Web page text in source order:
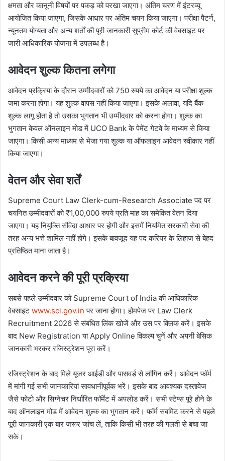
क्षमता और कानूनी विषयों पर पकड़ को परखा जाएगा। अंतिम चरण में इंटरव्यू
आयोजित किया जाएगा, जिसके आधार पर अंतिम चयन किया जाएगा। परीक्षा पैटर्न,
न्यूनतम योग्यता और अन्य शर्तों की पूरी जानकारी सुप्रीम कोर्ट की वेबसाइट पर
जारी आधिकारिक योजना में उपलब्ध है।
आवेदन शुल्क कितना लगेगा
आवेदन प्रक्रिया के दौरान उम्मीदवारों को 750 रुपये का आवेदन या परीक्षा शुल्क
जमा करना होगा। यह शुल्क वापस नहीं किया जाएगा। इसके अलावा, यदि बैंक
शुल्क लागू होता है तो उसका भुगतान भी उम्मीदवार को करना होगा। शुल्क का
भुगतान केवल ऑनलाइन मोड में UCO Bank के पेमेंट गेटवे के माध्यम से किया
जाएगा। किसी अन्य माध्यम से भेजा गया शुल्क या ऑफलाइन आवेदन स्वीकार नहीं
किया जाएगा।
वेतन और सेवा शर्तें
Supreme Court Law Clerk-cum-Research Associate पद पर
चयनित उम्मीदवारों को ₹1,00,000 रुपये प्रति माह का समेकित वेतन दिया
जाएगा। यह नियुक्ति संविदा आधार पर होगी और इसमें नियमित सरकारी सेवा की
तरह अन्य भत्ते शामिल नहीं होंगे। इसके बावजूद यह पद करियर के लिहाज से बेहद
प्रतिष्ठित माना जाता है।
आवेदन करने की पूरी प्रक्रिया
सबसे पहले उम्मीदवार को Supreme Court of India की आधिकारिक
वेबसाइट www.sci.gov.in पर जाना होगा। होमपेज पर Law Clerk
Recruitment 2026 से संबंधित लिंक खोजें और उस पर क्लिक करें। इसके
बाद New Registration या Apply Online विकल्प चुनें और अपनी बेसिक
जानकारी भरकर रजिस्ट्रेशन पूरा करें।
रजिस्ट्रेशन के बाद मिले यूजर आईडी और पासवर्ड से लॉगिन करें। आवेदन फॉर्म
में मांगी गई सभी जानकारियां सावधानीपूर्वक भरें। इसके बाद आवश्यक दस्तावेज
जैसे फोटो और सिग्नेचर निर्धारित फॉर्मेट में अपलोड करें। सभी स्टेप्स पूरे होने के
बाद ऑनलाइन मोड में आवेदन शुल्क का भुगतान करें। फॉर्म सबमिट करने से पहले
पूरी जानकारी एक बार जरूर जांच लें, ताकि किसी भी तरह की गलती से बचा जा
सके।